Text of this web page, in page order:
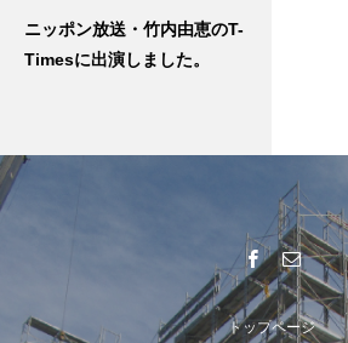
ニッポン放送・竹内由恵のT-
Timesに出演しました。
トップページ